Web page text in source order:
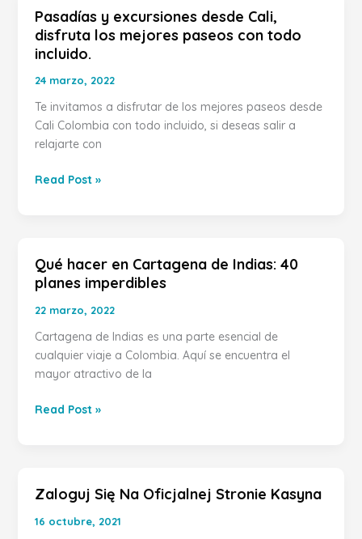
Cali
2022
Pasadías y excursiones desde Cali,
disfruta los mejores paseos con todo
incluido.
24 marzo, 2022
Te invitamos a disfrutar de los mejores paseos desde
Cali Colombia con todo incluido, si deseas salir a
relajarte con
Pasadías
y
excursiones
disfruta
los
mejores
con
Read Post »
Qué hacer en Cartagena de Indias: 40
planes imperdibles
22 marzo, 2022
Cartagena de Indias es una parte esencial de
cualquier viaje a Colombia. Aquí se encuentra el
mayor atractivo de la
Qué
hacer
Cartagena
de
Indias:
40
imperdibles
Read Post »
Zaloguj Się Na Oficjalnej Stronie Kasyna
16 octubre, 2021
Zaloguj
Na